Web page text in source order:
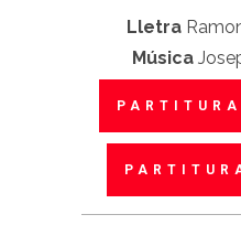
Lletra
Música